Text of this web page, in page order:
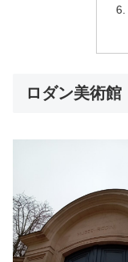
ロダン美術館